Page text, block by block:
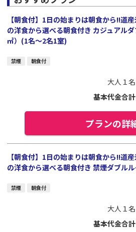
【朝食付】1日の始まりは朝食から!!道
の洋食から選べる朝食付き カジュアル
㎡）(1名～2名1室)
禁煙 朝食付
大人１名
基本代金合計
プランの詳
【朝食付】1日の始まりは朝食から!!道
の洋食から選べる朝食付き 禁煙ダブル
禁煙 朝食付
大人１名
基本代金合計